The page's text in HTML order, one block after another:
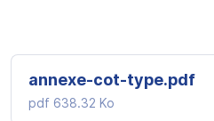
annexe-cot-type.pdf
pdf 638.32 Ko